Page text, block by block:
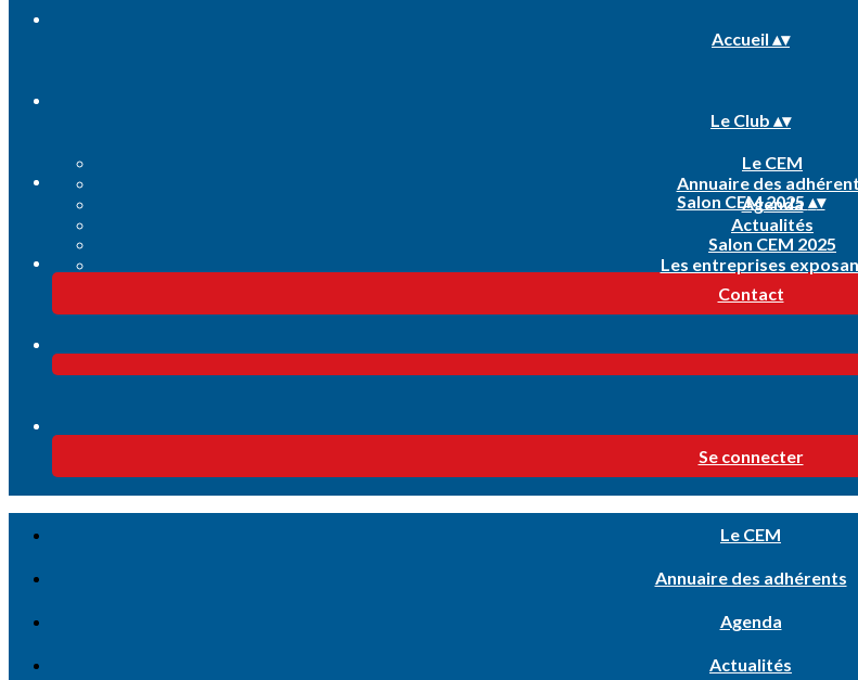
Accueil ▴▾
Le Club ▴▾
Le CEM
Annuaire des
Agenda
Actualités
Salon CEM 2025 ▴▾
Salon CEM 2025
Les entreprises
Contact
Se connecter
Le CEM
Annuaire des adhérents
Agenda
Actualités